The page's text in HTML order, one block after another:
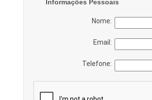
Informações Pessoais
Nome:
Email:
Telefone: